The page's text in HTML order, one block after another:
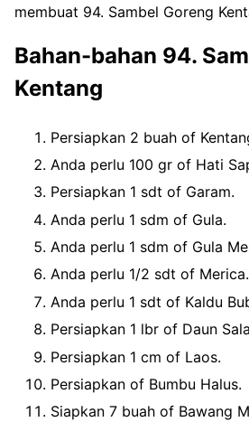
membuat 94. Sambel Goreng
Bahan-bahan 94.
Kentang
Persiapkan 2 buah of
Anda perlu 100 gr of Hati
Persiapkan 1 sdt of Garam.
Anda perlu 1 sdm of Gula.
Anda perlu 1 sdm of Gula
Anda perlu 1/2 sdt of Merica.
Anda perlu 1 sdt of Kaldu
Persiapkan 1 lbr of Daun
Persiapkan 1 cm of Laos.
Persiapkan of Bumbu Halus.
Siapkan 7 buah of Bawang